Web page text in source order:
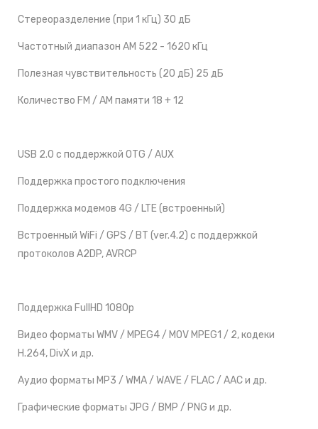
Стереоразделение (при 1 кГц) 30 дБ
Частотный диапазон AM 522 - 1620 кГц
Полезная чувствительность (20 дБ) 25 дБ
Количество FM / AM памяти 18 + 12
USB 2.0 с поддержкой OTG / AUX
Поддержка простого подключения
Поддержка модемов 4G / LTE (встроенный)
Встроенный WiFi / GPS / BT (ver.4.2) с поддержкой
протоколов A2DP, AVRCP
Поддержка FullHD 1080p
Видео форматы WMV / MPEG4 / MOV MPEG1 / 2, кодеки
H.264, DivX и др.
Аудио форматы MP3 / WMA / WAVE / FLAC / AAC и др.
Графические форматы JPG / BMP / PNG и др.